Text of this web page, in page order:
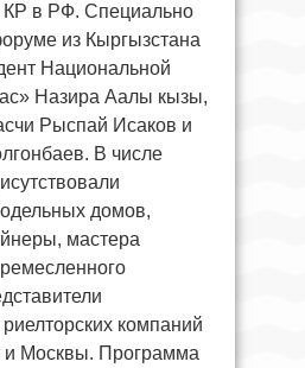
КР в РФ. Специально
из Кыргызстана
Национальной
Назира Аалы кызы,
Рыспай Исаков и
В числе
домов,
мастера
компаний
и Москвы. Программа